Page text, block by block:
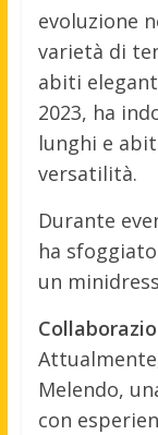
evoluzione
varietà di
abiti
2023, ha
lunghi e
versatilità.
Durante
ha
un
Melendo,
con